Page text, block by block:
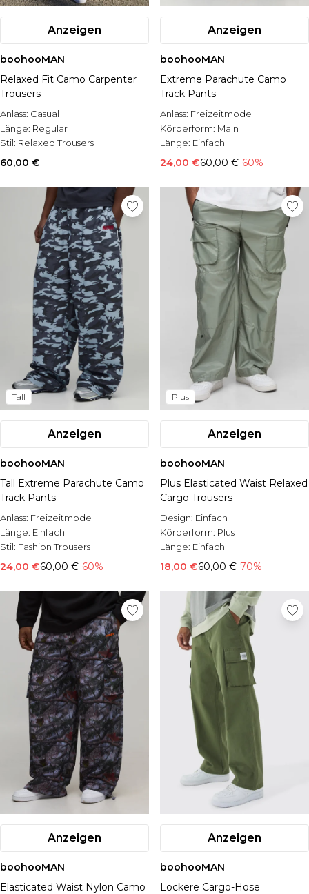
Anzeigen
boohooMAN
Relaxed Fit Camo Carpenter
Trousers
Anlass: Casual
Länge: Regular
Stil: Relaxed Trousers
60,00 €
Anzeigen
boohooMAN
Extreme Parachute Camo
Track Pants
Anlass: Freizeitmode
Körperform: Main
Länge: Einfach
24,00 €60,00 €-60%
Tall
Anzeigen
boohooMAN
Tall Extreme Parachute Camo
Track Pants
Anlass: Freizeitmode
Länge: Einfach
Stil: Fashion Trousers
24,00 €60,00 €-60%
Plus
Anzeigen
boohooMAN
Plus Elasticated Waist Relaxed
Cargo Trousers
Design: Einfach
Körperform: Plus
Länge: Einfach
18,00 €60,00 €-70%
Anzeigen
boohooMAN
Elasticated Waist Nylon Camo
Anzeigen
boohooMAN
Lockere Cargo-Hose